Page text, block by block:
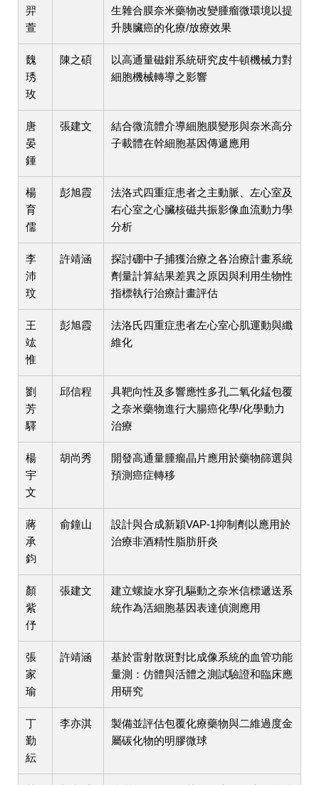
羿
萱
生雜合膜奈米藥物改變腫瘤微環境以提
升胰臟癌的化療/放療效果
魏
琇
玫
陳之碩
以高通量磁鉗系統研究皮牛頓機械力對
細胞機械轉導之影響
唐
晏
鍾
張建文
結合微流體介導細胞膜變形與奈米高分
子載體在幹細胞基因傳遞應用
楊
育
儒
彭旭霞
法洛式四重症患者之主動脈、左心室及
右心室之心臟核磁共振影像血流動力學
分析
李
沛
玟
許靖涵
探討硼中子捕獲治療之各治療計畫系統
劑量計算結果差異之原因與利用生物性
指標執行治療計畫評估
王
竑
惟
彭旭霞
法洛氏四重症患者左心室心肌運動與纖
維化
劉
芳
驛
邱信程
具靶向性及多響應性多孔二氧化錳包覆
之奈米藥物進行大腸癌化學/化學動力
治療
楊
宇
文
胡尚秀
開發高通量腫瘤晶片應用於藥物篩選與
預測癌症轉移
蔣
承
鈞
俞鐘山
設計與合成新穎VAP-1抑制劑以應用於
治療非酒精性脂肪肝炎
顏
紫
伃
張建文
建立螺旋水穿孔驅動之奈米信標遞送系
統作為活細胞基因表達偵測應用
張
家
瑜
許靖涵
基於雷射散斑對比成像系統的血管功能
量測：仿體與活體之測試驗證和臨床應
用研究
丁
勤
紜
李亦淇
製備並評估包覆化療藥物與二維過度金
屬碳化物的明膠微球